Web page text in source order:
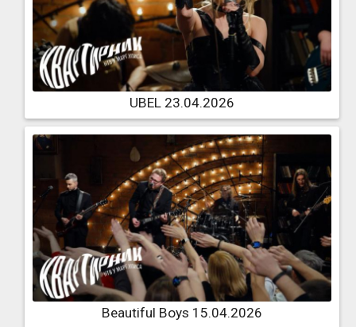
UBEL 23.04.2026
Beautiful Boys 15.04.2026